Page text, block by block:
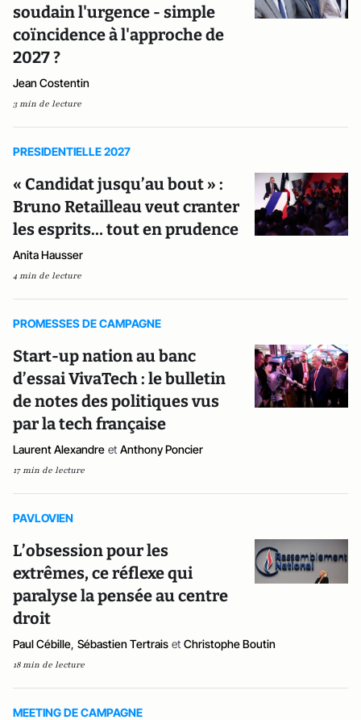
soudain l'urgence - simple
coïncidence à l'approche de
2027 ?
Jean Costentin
3 min de lecture
PRESIDENTIELLE 2027
« Candidat jusqu’au bout » :
Bruno Retailleau veut cranter
les esprits… tout en prudence
Anita Hausser
4 min de lecture
PROMESSES DE CAMPAGNE
Start-up nation au banc
d’essai VivaTech : le bulletin
de notes des politiques vus
par la tech française
Laurent Alexandre et Anthony Poncier
17 min de lecture
PAVLOVIEN
L’obsession pour les
extrêmes, ce réflexe qui
paralyse la pensée au centre
droit
Paul Cébille, Sébastien Tertrais et Christophe Boutin
18 min de lecture
MEETING DE CAMPAGNE